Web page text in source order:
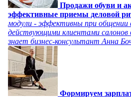
Продажи обуви и
эффективные приемы деловой
модули - эффективны при общении
действующими клиентами салонов
знает бизнес-консультант Анна
Формируем